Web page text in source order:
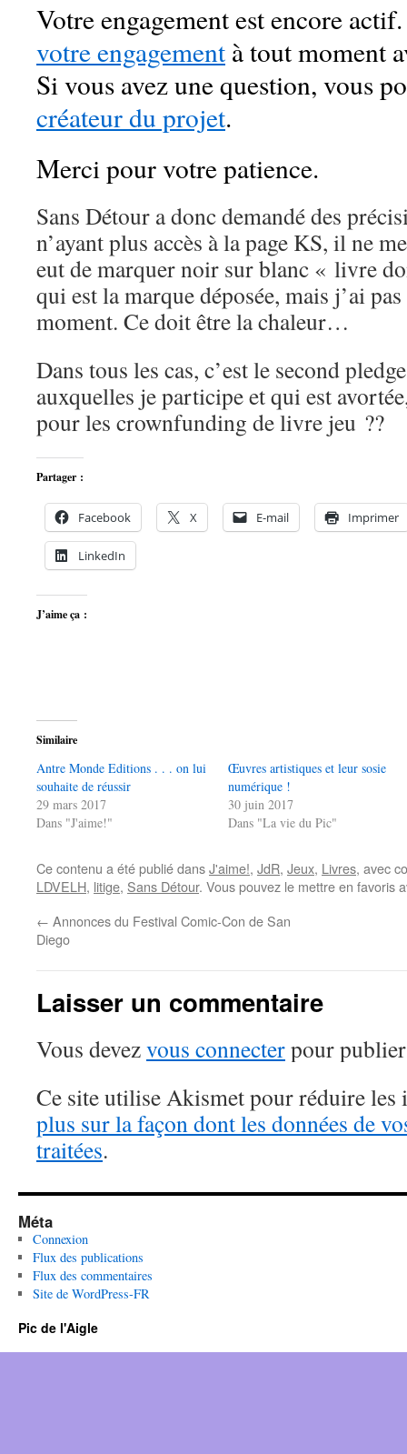
Votre engagement est encore
votre engagement à tout moment
Si vous avez une question, vous
créateur du projet.
Merci pour votre patience.
Sans Détour a donc demandé des
n’ayant plus accès à la page KS, il ne
eut de marquer noir sur blanc « livre
qui est la marque déposée, mais j’ai
moment. Ce doit être la chaleur…
Dans tous les cas, c’est le second
auxquelles je participe et qui est
pour les crownfunding de livre jeu ??
Partager :
Facebook X E-mail Imprimer
LinkedIn
J’aime ça :
Similaire
Antre Monde Editions . . . on lui
souhaite de réussir
29 mars 2017
Dans "J'aime!"
Œuvres artistiques et leur sosie
numérique !
30 juin 2017
Dans "La vie du Pic"
Ce contenu a été publié dansJ'aime!, JdR, Jeux, Livres, avec
LDVELH, litige, Sans Détour. Vous pouvez le mettre en favoris
← Annonces du Festival Comic-Con de San
Diego
Laisser un commentaire
Vous devezvous connecterpour
Ce site utilise Akismet pour réduire les
plus sur la façon dont les données de
traitées.
Méta
Connexion
Flux des publications
Flux des commentaires
Site de WordPress-FR
Pic de l'Aigle